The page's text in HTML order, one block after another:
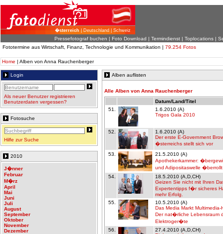
�sterreich| Deutschland | Schweiz
Pressefotograf buchen | Foto Download | Termindienst | Toplocations |
Fototermine aus Wirtschaft, Finanz, Technologie und Kommunikation | 79.254 Fotos
Home | Alben von Anna Rauchenberger
Login
Als neuer Benutzer registrieren
Benutzerdaten vergessen?
Fotosuche
Hilfe zur Suche
2010
J�nner
Februar
M�rz
April
Mai
Juni
Juli
August
September
Oktober
November
Dezember
Alben auflisten
Alle Alben von Anna Rauchenberger
Datum/Land/Titel
51.
1.6.2010 (A)
Trigos Gala 2010
52.
1.6.2010 (A)
Der erste E-Government
�sterreichs stellt sich vor
53.
21.5.2010 (A)
Apothekerkammer:
und Adipositaswelle
54.
18.5.2010 (A,D,CH)
Geizen Sie nicht mit Ihren
Expertentipps f�r sicheres
mehr Erfolg.
55.
10.5.2010 (A)
Das Media Markt Multimedia-
Der nat�rliche Lebensraum
Elektroger�te
56.
27.4.2010 (A,D,CH)